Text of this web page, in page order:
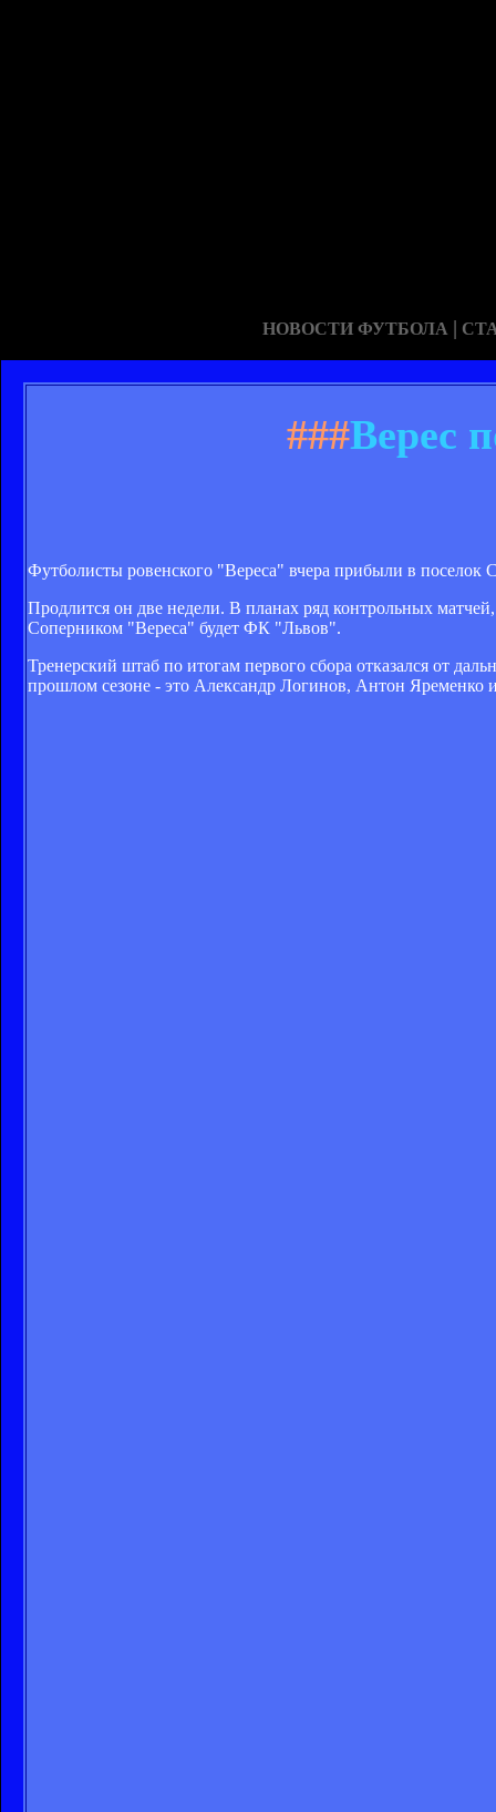
НОВОСТИ ФУТБОЛА |
###Верес
Футболисты ровенского "Вереса" вчера прибыли в поселок
Продлится он две недели. В планах ряд контрольных
Соперником "Вереса" будет ФК "Львов".
Тренерский штаб по итогам первого сбора отказался от
прошлом сезоне - это Александр Логинов, Антон Яременко